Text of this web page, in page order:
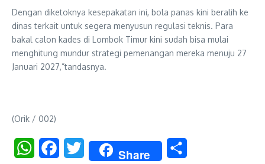
Dengan diketoknya kesepakatan ini, bola panas kini beralih ke
dinas terkait untuk segera menyusun regulasi teknis. Para
bakal calon kades di Lombok Timur kini sudah bisa mulai
menghitung mundur strategi pemenangan mereka menuju 27
Januari 2027,”tandasnya.
(Orik / 002)
WhatsAppFacebookTwitter Share